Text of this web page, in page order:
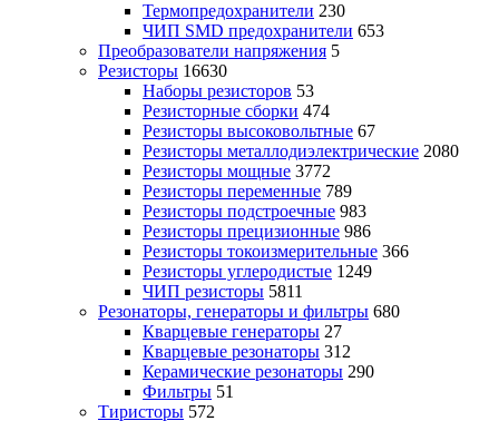
Термопредохранители 230
ЧИП SMD предохранители 653
Преобразователи напряжения 5
Резисторы 16630
Наборы резисторов 53
Резисторные сборки 474
Резисторы высоковольтные 67
Резисторы металлодиэлектрические 2080
Резисторы мощные 3772
Резисторы переменные 789
Резисторы подстроечные 983
Резисторы прецизионные 986
Резисторы токоизмерительные 366
Резисторы углеродистые 1249
ЧИП резисторы 5811
Резонаторы, генераторы и фильтры 680
Кварцевые генераторы 27
Кварцевые резонаторы 312
Керамические резонаторы 290
Фильтры 51
Тиристоры 572